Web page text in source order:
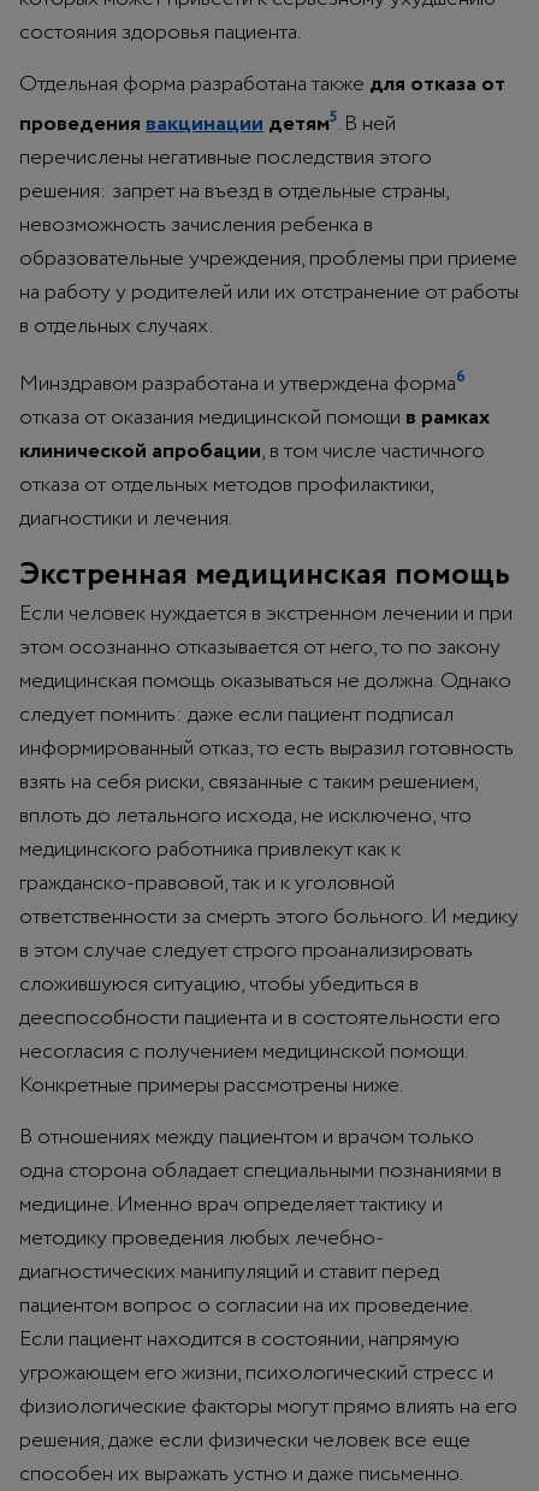
состояния здоровья пациента.
Отдельная форма разработана также для отказа от
проведениявакцинациидетям5. В ней
перечислены негативные последствия этого
решения: запрет на въезд в отдельные страны,
невозможность зачисления ребенка в
образовательные учреждения, проблемы при приеме
на работу у родителей или их отстранение от работы
в отдельных случаях.
Минздравом разработана и утверждена форма6
отказа от оказания медицинской помощи в рамках
клинической апробации, в том числе частичного
отказа от отдельных методов профилактики,
диагностики и лечения.
Экстренная медицинская помощь
Если человек нуждается в экстренном лечении и при
этом осознанно отказывается от него, то по закону
медицинская помощь оказываться не должна. Однако
следует помнить: даже если пациент подписал
информированный отказ, то есть выразил готовность
взять на себя риски, связанные с таким решением,
вплоть до летального исхода, не исключено, что
медицинского работника привлекут как к
гражданско-правовой, так и к уголовной
ответственности за смерть этого больного. И медику
в этом случае следует строго проанализировать
сложившуюся ситуацию, чтобы убедиться в
дееспособности пациента и в состоятельности его
несогласия с получением медицинской помощи.
Конкретные примеры рассмотрены ниже.
В отношениях между пациентом и врачом только
одна сторона обладает специальными познаниями в
медицине. Именно врач определяет тактику и
методику проведения любых лечебно-
диагностических манипуляций и ставит перед
пациентом вопрос о согласии на их проведение.
Если пациент находится в состоянии, напрямую
угрожающем его жизни, психологический стресс и
физиологические факторы могут прямо влиять на его
решения, даже если физически человек все еще
способен их выражать устно и даже письменно.